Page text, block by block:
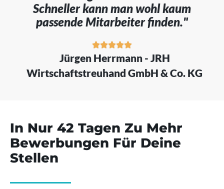
Schneller kann man wohl kaum
passende Mitarbeiter finden."

Jürgen Herrmann - JRH
Wirtschaftstreuhand GmbH & Co. KG
In Nur 42 Tagen Zu Mehr
Bewerbungen Für Deine
Stellen